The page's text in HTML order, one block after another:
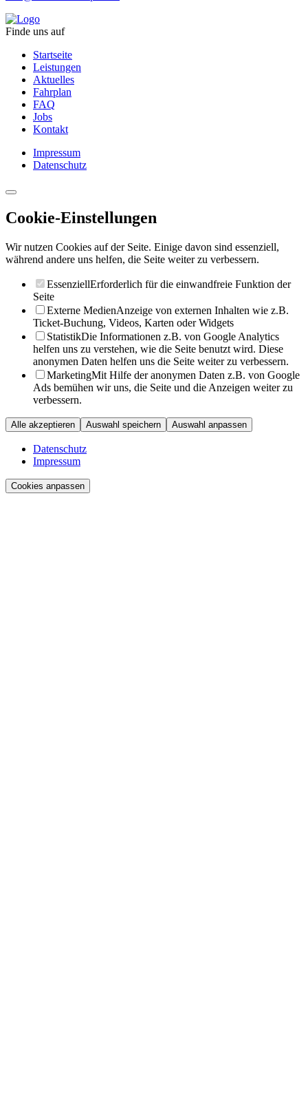
Finde uns auf
Startseite
Leistungen
Aktuelles
Fahrplan
FAQ
Jobs
Kontakt
Impressum
Datenschutz
Cookie-Einstellungen
Wir nutzen Cookies auf der Seite. Einige davon sind essenziell,
während andere uns helfen, die Seite weiter zu verbessern.
EssenziellErforderlich für die einwandfreie Funktion der
Seite
Externe MedienAnzeige von externen Inhalten wie z.B.
Ticket-Buchung, Videos, Karten oder Widgets
StatistikDie Informationen z.B. von Google Analytics
helfen uns zu verstehen, wie die Seite benutzt wird. Diese
anonymen Daten helfen uns die Seite weiter zu verbessern.
MarketingMit Hilfe der anonymen Daten z.B. von Google
Ads bemühen wir uns, die Seite und die Anzeigen weiter zu
verbessern.
Alle akzeptieren Auswahl speichern Auswahl anpassen
Datenschutz
Impressum
Cookies anpassen